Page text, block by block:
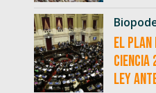
El Plan
ley